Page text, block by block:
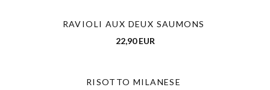
RAVIOLI AUX DEUX SAUMONS
22,90 EUR
RISOTTO MILANESE